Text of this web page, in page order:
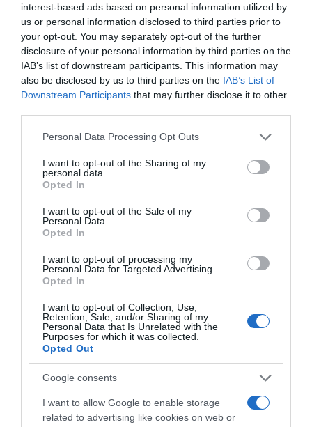
interest-based ads based on personal information utilized by
us or personal information disclosed to third parties prior to
your opt-out. You may separately opt-out of the further
disclosure of your personal information by third parties on the
IAB’s list of downstream participants. This information may
also be disclosed by us to third parties on the IAB’s List of
Downstream Participants that may further disclose it to other
Please note that this website/app uses one or more Google
not limited to your visit or usage behaviour. You may click to
grant or deny consent to Google and its third-party tags to
use your data for below specified purposes in below Google
consent section.
Personal Data Processing Opt Outs
I want to opt-out of the Sharing of my
personal data.
Opted In
I want to opt-out of the Sale of my
Personal Data.
Opted In
I want to opt-out of processing my
Personal Data for Targeted Advertising.
Opted In
I want to opt-out of Collection, Use,
Retention, Sale, and/or Sharing of my
Personal Data that Is Unrelated with the
Purposes for which it was collected.
Opted Out
Google consents
I want to allow Google to enable storage
related to advertising like cookies on web or
– Szerettünk volna valami olyat megmutatni
Christianból, amit kevesen tudnak róla, például, hogy tud
ő nagyon komoly is lenni, ráadásul csodásan játszik –
Forrás: Blikk
Megosztás: Facebook Pinterest
Címkék: szerelem, párkapcsolat Debora,
videó
Korábbi bejegyzések Következő bejegyzés
HASONLÓ BEJEGYZÉSEK